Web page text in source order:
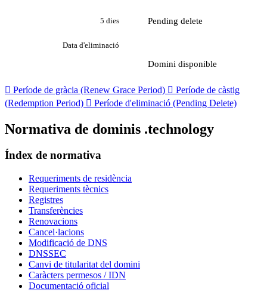
5 dies Pending delete
Data d'eliminació
Domini disponible
 Període de gràcia (Renew Grace Period)  Període de càstig
(Redemption Period)  Període d'eliminació (Pending Delete)
Normativa de dominis .technology
Índex de normativa
Requeriments de residència
Requeriments tècnics
Registres
Transferències
Renovacions
Cancel·lacions
Modificació de DNS
DNSSEC
Canvi de titularitat del domini
Caràcters permesos / IDN
Documentació oficial